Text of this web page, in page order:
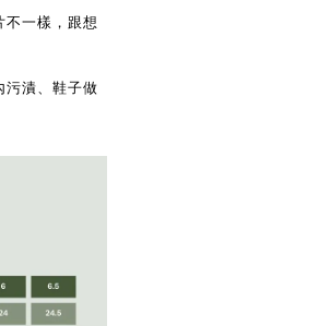
一樣，跟想
漬、鞋子做